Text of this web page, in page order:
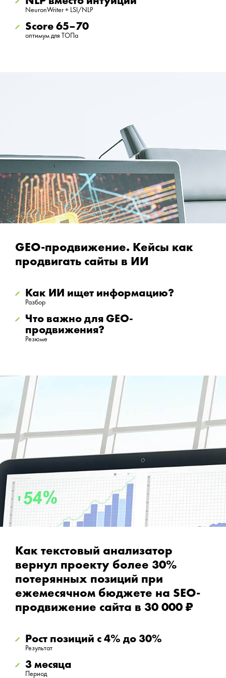
NeuronWriter + LSI/NLP
Score 65–70
оптимум для ТОПа
GEO-продвижение. Кейсы как
продвигать сайты в ИИ
Как ИИ ищет информацию?
Разбор
Что важно для GEO-
продвижения?
Резюме
Как текстовый анализатор
вернул проекту более 30%
потерянных позиций при
ежемесячном бюджете на SEO-
продвижение сайта в 30 000 ₽
Рост позиций с 4% до 30%
Результат
3 месяца
Период